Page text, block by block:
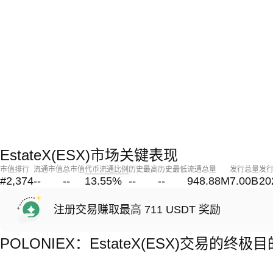
EstateX(ESX)市场关键表现
市值排行
#2,374
流通市值
--
总市值
--
代币流通比例
13.55%
历史最高
--
历史最低
--
流通总量
948.88M
发行总量
7.00B
发
注册交易赚取最高 711 USDT 奖励
POLONIEX：EstateX(ESX)交易的终极目